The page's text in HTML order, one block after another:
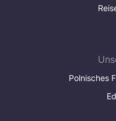
Polnisches